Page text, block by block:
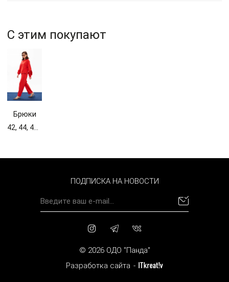
С этим покупают
Брюки
женские
© 2026 ОДО "Панда"
Разработка сайта -
ПОДПИСКА НА НОВОСТИ